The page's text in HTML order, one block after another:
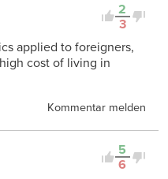
2
3
applied to foreigners,
cost of living in
Kommentar melden
5
6